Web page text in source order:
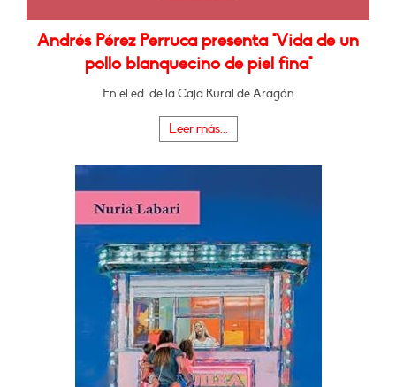
Andrés Pérez Perruca presenta "Vida de un
pollo blanquecino de piel fina"
En el ed. de la Caja Rural de Aragón
Leer más...